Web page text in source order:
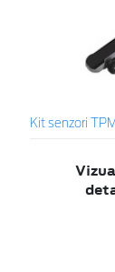
Kit senzori